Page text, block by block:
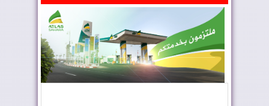
المغرب يعزز موقعه في صناعة الطيران